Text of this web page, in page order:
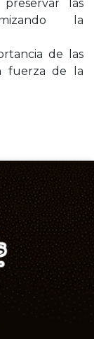
las
la
de las
fuerza de la